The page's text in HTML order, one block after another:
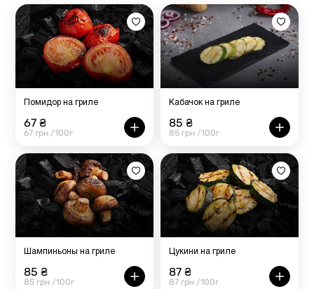
Помидор на гриле
67 ₴
67 грн /100г
Кабачок на гриле
85 ₴
85 грн /100г
Шампиньоны на гриле
85 ₴
85 грн /100г
Цукини на гриле
87 ₴
87 грн /100г